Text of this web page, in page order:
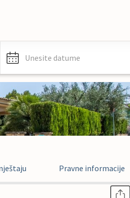
Unesite datume
Pravne informacije